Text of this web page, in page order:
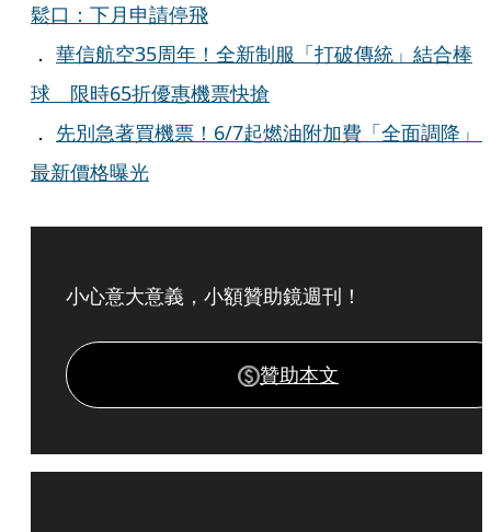
鬆口：下月申請停飛
． 華信航空35周年！全新制服「打破傳統」結合棒
球 限時65折優惠機票快搶
． 先別急著買機票！6/7起燃油附加費「全面調降
最新價格曝光
小心意大意義，小額贊助鏡週刊！
贊助本文